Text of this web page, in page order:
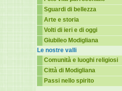
Sguardi di bellezza
Arte e storia
Volti di ieri e di oggi
Giubileo Modigliana
Le nostre valli
Comunità e luoghi religiosi
Città di Modigliana
Passi nello spirito